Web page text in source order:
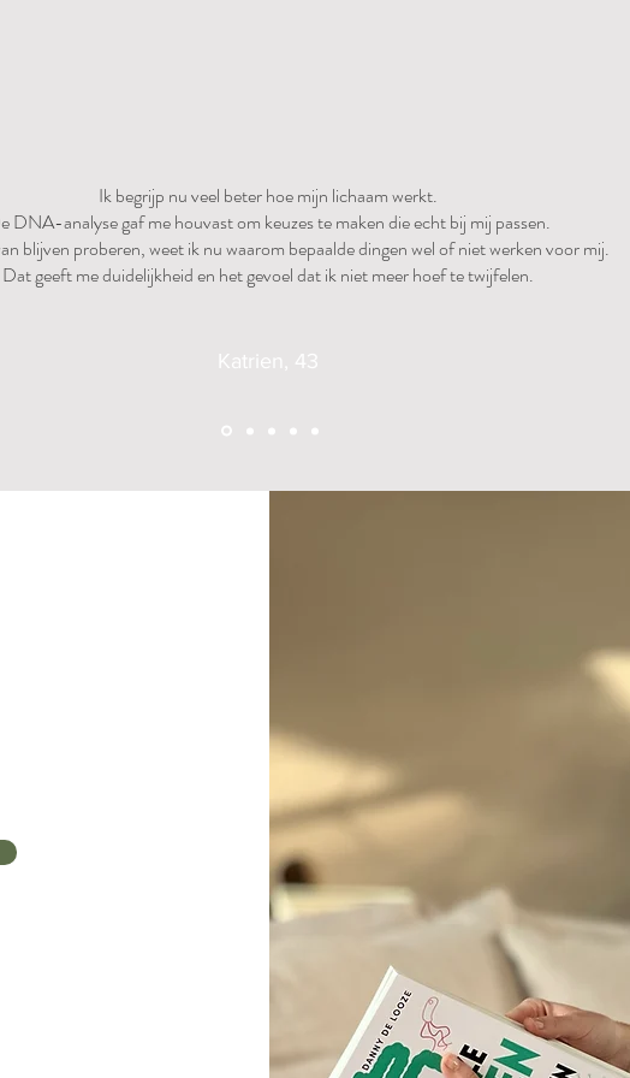
Ik begrijp nu veel beter hoe mijn lichaam werkt.
DNA-analyse gaf me houvast om keuzes te maken die echt bij mij passen.
blijven proberen, weet ik nu waarom bepaalde dingen wel of niet werken voor mij.
Dat geeft me duidelijkheid en het gevoel dat ik niet meer hoef te twijfelen.
Katrien, 43